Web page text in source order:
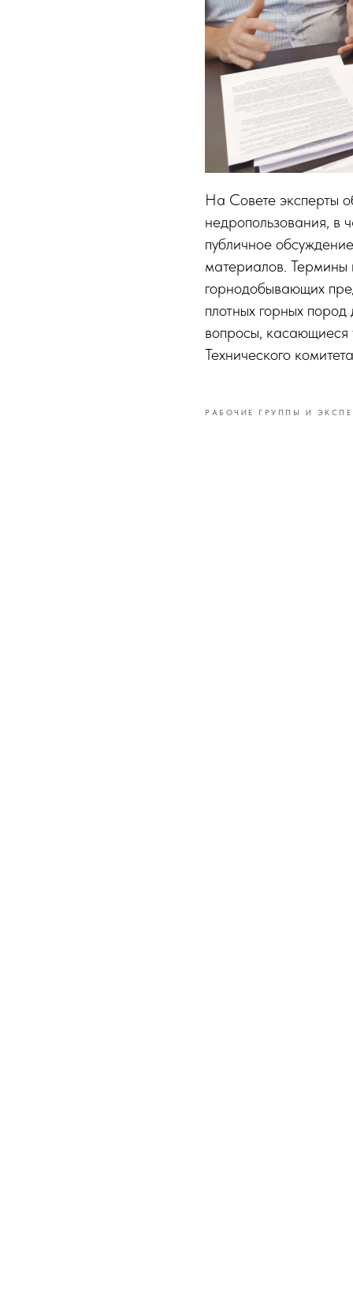
На Совете эксперты
недропользования, в
публичное
материалов. Термины
горнодобывающих
плотных горных
вопросы, касающиеся
Технического
РАБОЧИЕ ГРУППЫ И